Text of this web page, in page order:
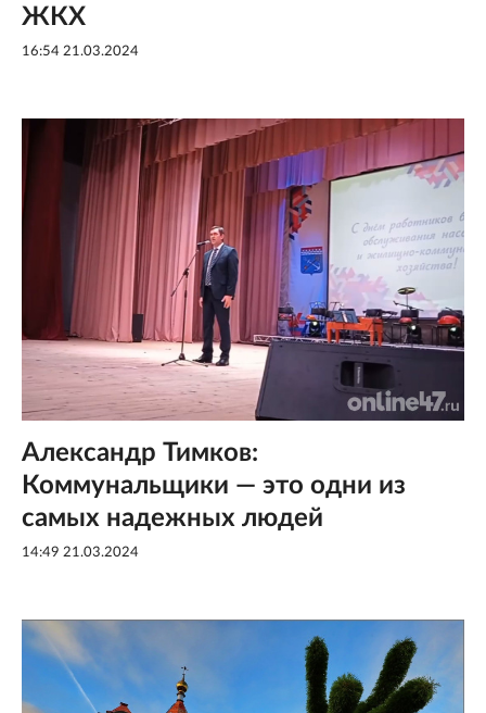
ЖКХ
16:54 21.03.2024
Александр Тимков:
Коммунальщики — это одни из
самых надежных людей
14:49 21.03.2024